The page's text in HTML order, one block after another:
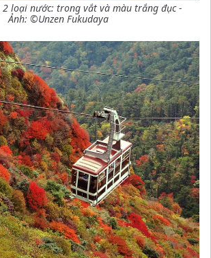
2 loại nước: trong vắt và màu trắng đục -
Ảnh: ©Unzen Fukudaya